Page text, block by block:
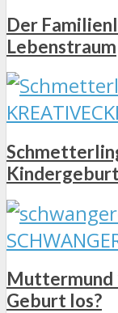
Der
Lebenstraum
Muttermund
Geburt los?